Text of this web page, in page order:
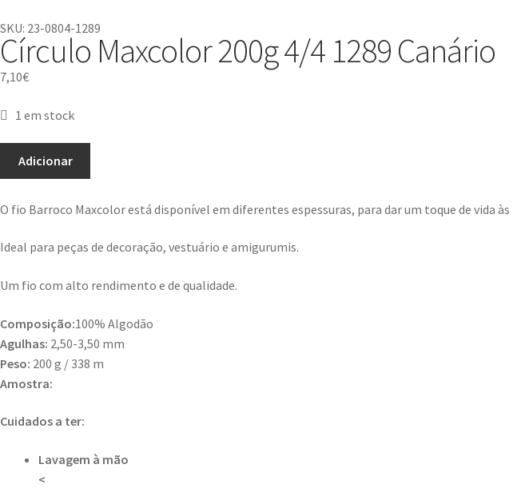
SKU: 23-0804-1289
Círculo Maxcolor 200g 4/4 1289 Canário
7,10€
1 em stock
Adicionar
O fio Barroco Maxcolor está disponível em diferentes espessuras, para dar um toque de vida às
Ideal para peças de decoração, vestuário e amigurumis.
Um fio com alto rendimento e de qualidade.
Composição:100% Algodão
Agulhas: 2,50-3,50 mm
Peso: 200 g / 338 m
Amostra:
Cuidados a ter:
Lavagem à mão
<